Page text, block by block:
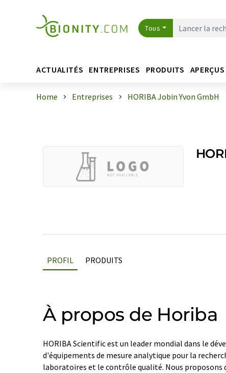
Tous
ACTUALITÉS ENTREPRISES PRODUITS
Home Entreprises HORIBA Jobin Yvon GmbH
PROFIL PRODUITS
À propos de Horiba
HORIBA Scientific est un leader mondial dans le
d'équipements de mesure analytique pour la
laboratoires et le contrôle qualité. Nous proposons